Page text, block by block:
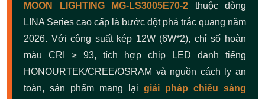
MOON LIGHTING MG-LS3005E70-2 thuộc dòng
LINA Series cao cấp là bước đột phá trắc quang năm
2026. Với công suất kép 12W (6W*2), chỉ số hoàn
màu CRI ≥ 93, tích hợp chip LED danh tiếng
HONOURTEK/CREE/OSRAM và nguồn cách ly an
toàn, sản phẩm mang lại giải pháp chiếu sáng